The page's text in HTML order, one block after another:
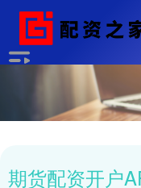
期货配资开户